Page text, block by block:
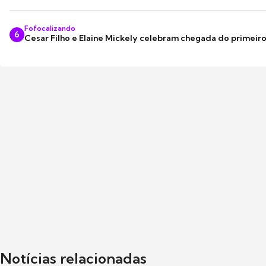
6
Fofocalizando
Cesar Filho e Elaine Mickely celebram chegada do
Notícias relacionadas